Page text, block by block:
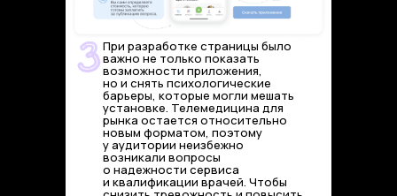
При разработке страницы было
важно не только показать
возможности приложения,
но и снять психологические
барьеры, которые могли мешать
установке. Телемедицина для
рынка остается относительно
новым форматом, поэтому
у аудитории неизбежно
возникали вопросы
о надежности сервиса
и квалификации врачей. Чтобы